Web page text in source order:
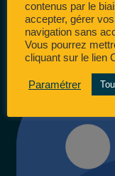
contenus par le
accepter, gérer
navigation sans
Vous pourrez
cliquant sur le lien
Paramétrer